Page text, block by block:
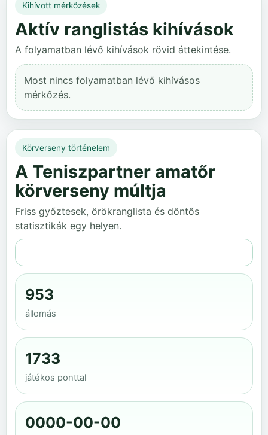
Kihívott mérkőzések
Aktív ranglistás kihívások
A folyamatban lévő kihívások rövid áttekintése.
Most nincs folyamatban lévő kihívásos
mérkőzés.
Körverseny történelem
A Teniszpartner amatőr
körverseny múltja
Friss győztesek, örökranglista és döntős
statisztikák egy helyen.
953
állomás
1733
játékos ponttal
0000-00-00